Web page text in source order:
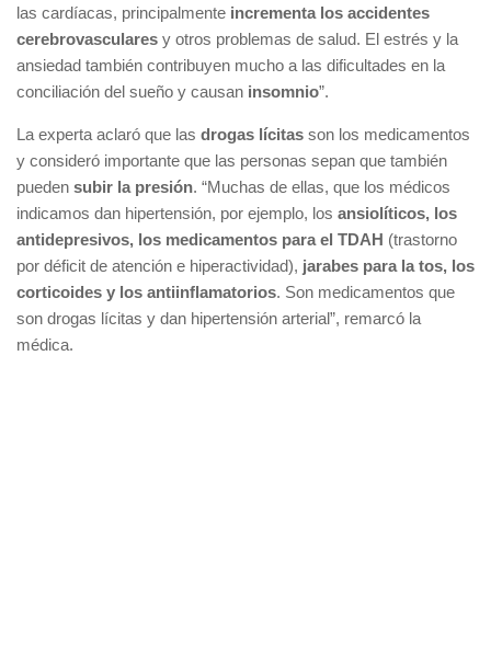
las cardíacas, principalmente incrementa los accidentes
cerebrovasculares y otros problemas de salud. El estrés y la
ansiedad también contribuyen mucho a las dificultades en la
conciliación del sueño y causan insomnio”.
La experta aclaró que las drogas lícitas son los medicamentos
y consideró importante que las personas sepan que también
pueden subir la presión. “Muchas de ellas, que los médicos
indicamos dan hipertensión, por ejemplo, los ansiolíticos, los
antidepresivos, los medicamentos para el TDAH (trastorno
por déficit de atención e hiperactividad), jarabes para la tos, los
corticoides y los antiinflamatorios. Son medicamentos que
son drogas lícitas y dan hipertensión arterial”, remarcó la
médica.